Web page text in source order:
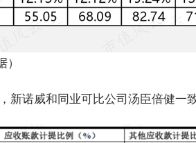
）
新诺威和同业可比公司汤臣倍健一